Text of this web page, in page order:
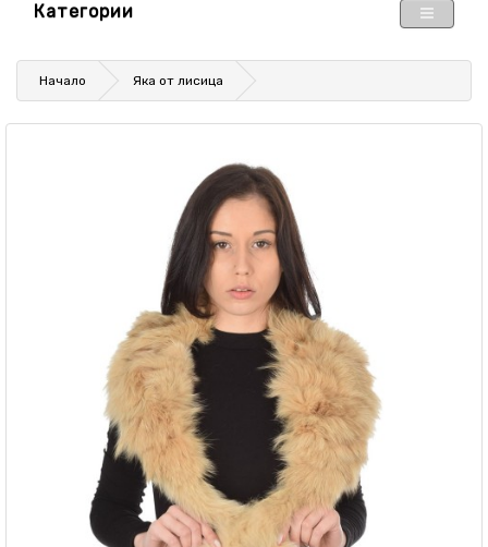
Категории
Начало Яка от лисица